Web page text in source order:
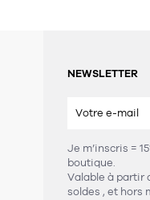
NEWSLETTER
Je m’inscris =
boutique.
Valable à partir
soldes , et hors